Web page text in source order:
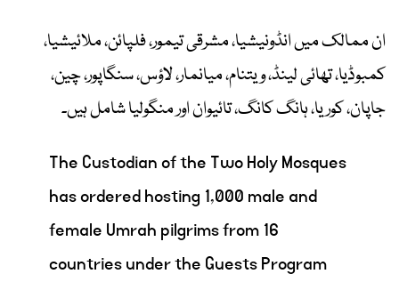
ان ممالک میں انڈونیشیا، مشرقی تیمور، فلپائن، ملائیشیا،
کمبوڈیا، تھائی لینڈ، ویتنام، میانمار، لاؤس، سنگاپور، چین،
جاپان، کوریا، ہانگ کانگ، تائیوان اور منگولیا شامل ہیں۔
The Custodian of the Two Holy Mosques
has ordered hosting 1,000 male and
female Umrah pilgrims from 16
countries under the Guests Program